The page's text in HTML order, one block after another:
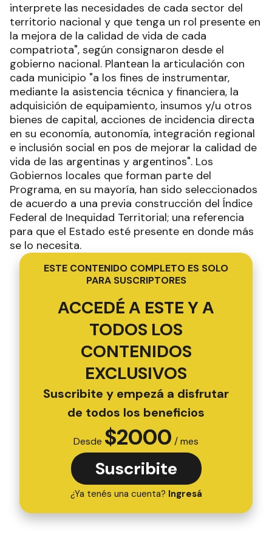
interprete las necesidades de cada sector del
territorio nacional y que tenga un rol presente en
la mejora de la calidad de vida de cada
compatriota", según consignaron desde el
gobierno nacional. Plantean la articulación con
cada municipio "a los fines de instrumentar,
mediante la asistencia técnica y financiera, la
adquisición de equipamiento, insumos y/u otros
bienes de capital, acciones de incidencia directa
en su economía, autonomía, integración regional
e inclusión social en pos de mejorar la calidad de
vida de las argentinas y argentinos". Los
Gobiernos locales que forman parte del
Programa, en su mayoría, han sido seleccionados
de acuerdo a una previa construcción del Índice
Federal de Inequidad Territorial; una referencia
para que el Estado esté presente en donde más
se lo necesita.
ESTE CONTENIDO COMPLETO ES SOLO
PARA SUSCRIPTORES
ACCEDÉ A ESTE Y A
TODOS LOS
CONTENIDOS
EXCLUSIVOS
Suscribite y empezá a disfrutar
de todos los beneficios
Desde $2000 / mes
Suscribite
¿Ya tenés una cuenta? Ingresá